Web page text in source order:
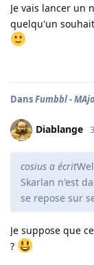
Je vais lancer un
quelqu'un
DansFumbbl -
Diablange
cosius a écrit
Skarlan n'est
se repose sur
Je suppose que
?